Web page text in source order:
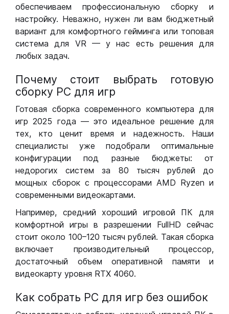
обеспечиваем профессиональную сборку и
настройку. Неважно, нужен ли вам бюджетный
вариант для комфортного гейминга или топовая
система для VR — у нас есть решения для
любых задач.
Почему стоит выбрать готовую
сборку РС для игр
Готовая сборка современного компьютера для
игр 2025 года — это идеальное решение для
тех, кто ценит время и надежность. Наши
специалисты уже подобрали оптимальные
конфигурации под разные бюджеты: от
недорогих систем за 80 тысяч рублей до
мощных сборок с процессорами AMD Ryzen и
современными видеокартами.
Например, средний хороший игровой ПК для
комфортной игры в разрешении FullHD сейчас
стоит около 100–120 тысяч рублей. Такая сборка
включает производительный процессор,
достаточный объем оперативной памяти и
видеокарту уровня RTX 4060.
Как собрать РС для игр без ошибок